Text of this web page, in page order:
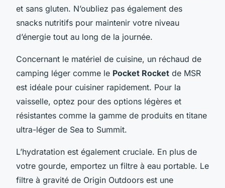
et sans gluten. N’oubliez pas également des
snacks nutritifs pour maintenir votre niveau
d’énergie tout au long de la journée.
Concernant le matériel de cuisine, un réchaud de
camping léger comme le Pocket Rocket de MSR
est idéale pour cuisiner rapidement. Pour la
vaisselle, optez pour des options légères et
résistantes comme la gamme de produits en titane
ultra-léger de Sea to Summit.
L’hydratation est également cruciale. En plus de
votre gourde, emportez un filtre à eau portable. Le
filtre à gravité de Origin Outdoors est une